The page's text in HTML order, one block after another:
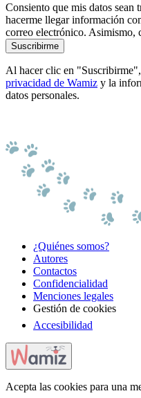
Consiento que mis datos sean
hacerme llegar información
correo electrónico. Asimismo,
Suscribirme
Al hacer clic en
privacidad de Wamiz y la
datos personales.
¿Quiénes somos?
Autores
Contactos
Confidencialidad
Menciones legales
Gestión de cookies
Accesibilidad
Acepta las cookies para una